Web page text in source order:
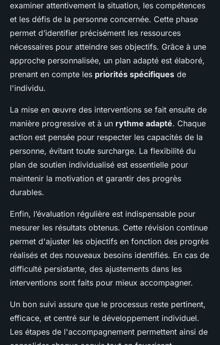
examiner attentivement la situation, les compétences
et les défis de la personne concernée. Cette phase
permet d’identifier précisément les ressources
nécessaires pour atteindre ses objectifs. Grâce à une
approche personnalisée, un plan adapté est élaboré,
prenant en compte les priorités spécifiques de
l'individu.
La mise en œuvre des interventions se fait ensuite de
manière progressive et à un rythme adapté. Chaque
action est pensée pour respecter les capacités de la
personne, évitant toute surcharge. La flexibilité du
plan de soutien individualisé est essentielle pour
maintenir la motivation et garantir des progrès
durables.
Enfin, l’évaluation régulière est indispensable pour
mesurer les résultats obtenus. Cette révision continue
permet d'ajuster les objectifs en fonction des progrès
réalisés et des nouveaux besoins identifiés. En cas de
difficulté persistante, des ajustements dans les
interventions sont faits pour mieux accompagner.
Un bon suivi assure que le processus reste pertinent,
efficace, et centré sur le développement individuel.
Les étapes de l'accompagnement permettent ainsi de